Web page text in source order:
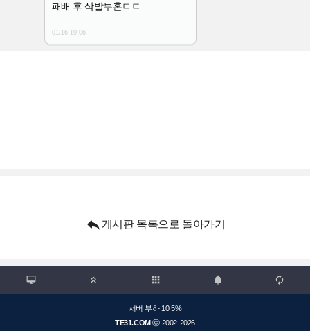
패배 후 삭발투혼ㄷㄷ
01/16 19:06
 게시판 목록으로 돌아가기
  apps  
서버 부하 10.5%
TE31.COMⓒ 2002-2026